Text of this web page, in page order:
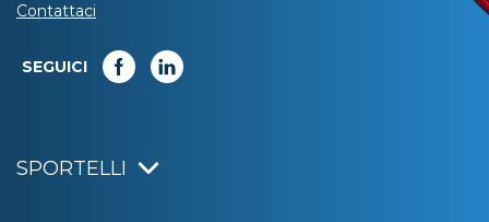
Contattaci
SEGUICI
SPORTELLI